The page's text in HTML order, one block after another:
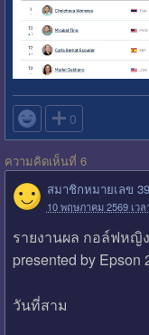
 0
ความคิดเห็นที่ 6
สมาชิกหมายเลข
10 พฤษภาคม 2569 เวล
รายงานผล กอล์ฟหญิ
presented by Epson
วันที่สาม